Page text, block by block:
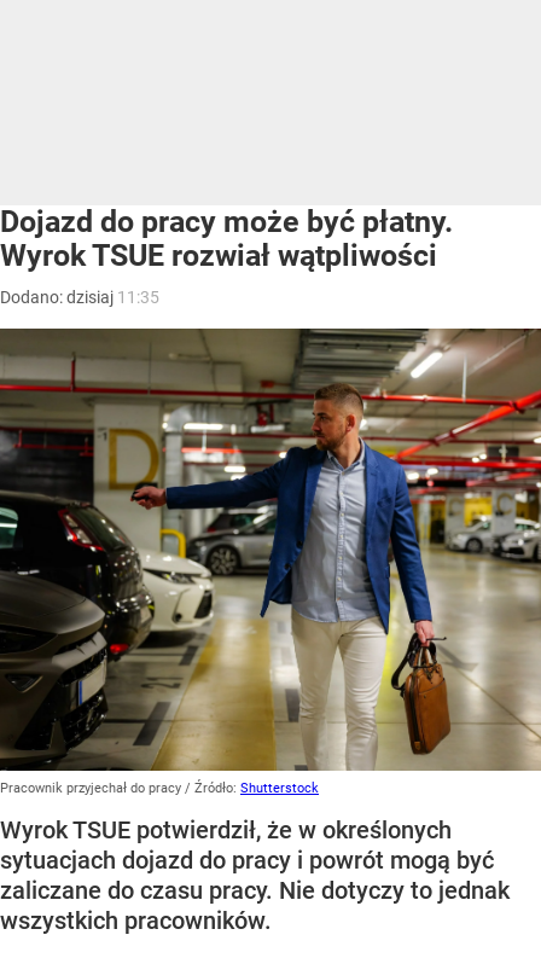
Dojazd do pracy może być płatny.
Wyrok TSUE rozwiał wątpliwości
Dodano:dzisiaj 11:35
Pracownik przyjechał do pracy / Źródło: Shutterstock
Wyrok TSUE potwierdził, że w określonych
sytuacjach dojazd do pracy i powrót mogą być
zaliczane do czasu pracy. Nie dotyczy to jednak
wszystkich pracowników.